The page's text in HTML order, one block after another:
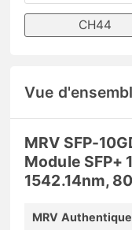
CH44
Vue
MRV SFP-
Module SFP+
1542.14nm,
MRV Authentique